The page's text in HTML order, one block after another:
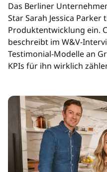
Das Berliner
Star Sarah Jessica
Produktentwicklung ein.
beschreibt im W&V-
Testimonial-Modelle an
KPIs für ihn wirklich